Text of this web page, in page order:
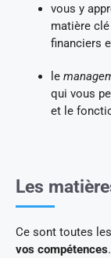
vous y
matière
financiers
le
qui vous
et le
Les
Ce sont toutes
vos compétences